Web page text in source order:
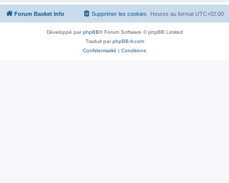
Forum Basket Info Heures au format UTC+02:00
Supprimer les cookies
Développé parphpBB® Forum Software © phpBB Limited
Traduit parphpBB-fr.com
Confidentialité | Conditions